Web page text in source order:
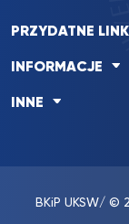
PRZYDATNE LINKI
INFORMACJE
INNE
BKiP UKSW/ ©